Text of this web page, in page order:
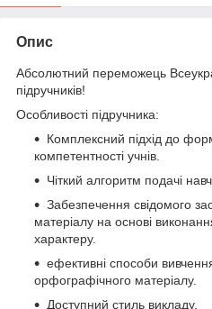
Опис
Абсолютний переможець
підручників!
Особливості підручника:
Комплексний підхід до
компетентності учнів.
Чіткий алгоритм подачі
Забезпечення свідомого
матеріалу на основі
характеру.
ефективні способи
орфографічного матеріалу.
Доступний стиль викладу.